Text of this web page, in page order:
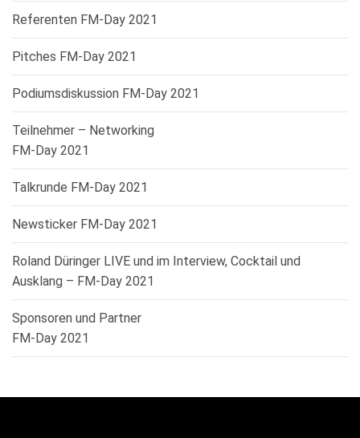
Referenten FM-Day 2021
Pitches FM-Day 2021
Podiumsdiskussion FM-Day 2021
Teilnehmer – Networking
FM-Day 2021
Talkrunde FM-Day 2021
Newsticker FM-Day 2021
Roland Düringer LIVE und im Interview, Cocktail und
Ausklang – FM-Day 2021
Sponsoren und Partner
FM-Day 2021